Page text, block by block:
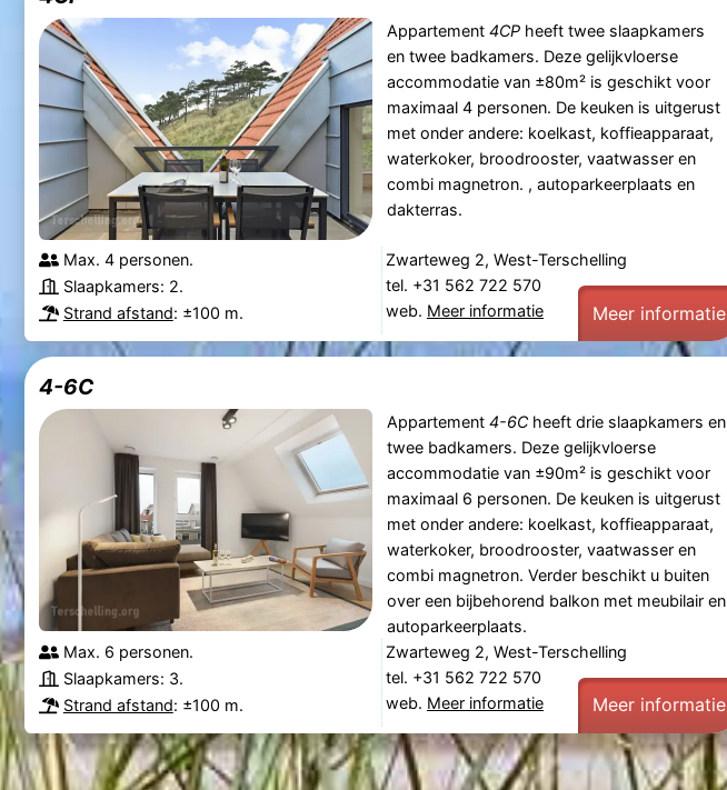
Appartement 4CPheeft twee slaapkamers
en twee badkamers. Deze gelijkvloerse
accommodatie van ±80m² is geschikt voor
maximaal 4 personen. De keuken is uitgerust
met onder andere: koelkast, koffieapparaat,
waterkoker, broodrooster, vaatwasser en
combi magnetron. , autoparkeerplaats en
dakterras.
Max. 4 personen.
Slaapkamers: 2.
Strand afstand: ±100 m.
Zwarteweg 2, West-Terschelling
tel. +31 562 722 570
web. Meer informatie Meer informatie
4-6C
Appartement 4-6Cheeft drie slaapkamers en
twee badkamers. Deze gelijkvloerse
accommodatie van ±90m² is geschikt voor
maximaal 6 personen. De keuken is uitgerust
met onder andere: koelkast, koffieapparaat,
waterkoker, broodrooster, vaatwasser en
combi magnetron. Verder beschikt u buiten
over een bijbehorend balkon met meubilair en
autoparkeerplaats.
Max. 6 personen.
Slaapkamers: 3.
Strand afstand: ±100 m.
Zwarteweg 2, West-Terschelling
tel. +31 562 722 570
web. Meer informatie Meer informatie